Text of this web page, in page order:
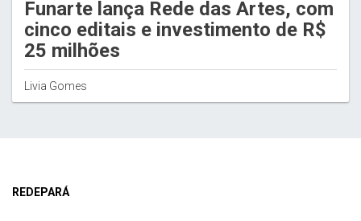
Funarte lança Rede das Artes, com
cinco editais e investimento de R$
25 milhões
Livia Gomes
REDEPARÁ